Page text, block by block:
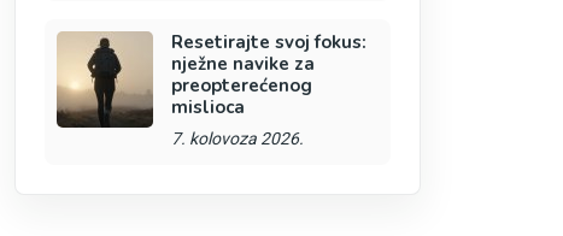
Resetirajte svoj fokus:
nježne navike za
preopterećenog
mislioca
7. kolovoza 2026.